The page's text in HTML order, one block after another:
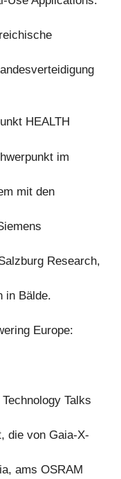
HEALTH
im
mit den
Research,
in Bälde.
Europe:
Talks
die von Gaia-X-
ams OSRAM